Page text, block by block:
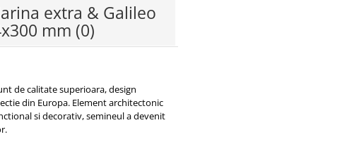
extra & Galileo
mm (0)
de calitate superioara, design
din Europa. Element architectonic
si decorativ, semineul a devenit